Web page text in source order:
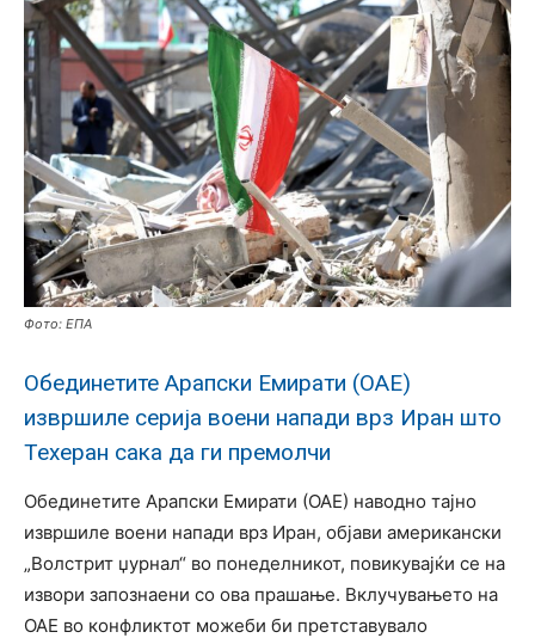
Фото: ЕПА
Обединетите Арапски Емирати (ОАЕ)
извршиле серија воени напади врз Иран што
Техеран сака да ги премолчи
Обединетите Арапски Емирати (ОАЕ) наводно тајно
извршиле воени напади врз Иран, објави американски
„Волстрит џурнал“ во понеделникот, повикувајќи се на
извори запознаени со ова прашање. Вклучувањето на
ОАЕ во конфликтот можеби би претставувало